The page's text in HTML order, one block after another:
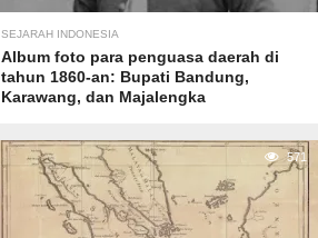
SEJARAH INDONESIA
Album foto para penguasa daerah di
tahun 1860-an: Bupati Bandung,
Karawang, dan Majalengka
571